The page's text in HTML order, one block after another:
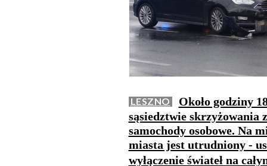
LESZNO
Około godziny
sąsiedztwie skrzyżowania
samochody osobowe. Na
miasta jest utrudniony -
wyłączenie świateł na